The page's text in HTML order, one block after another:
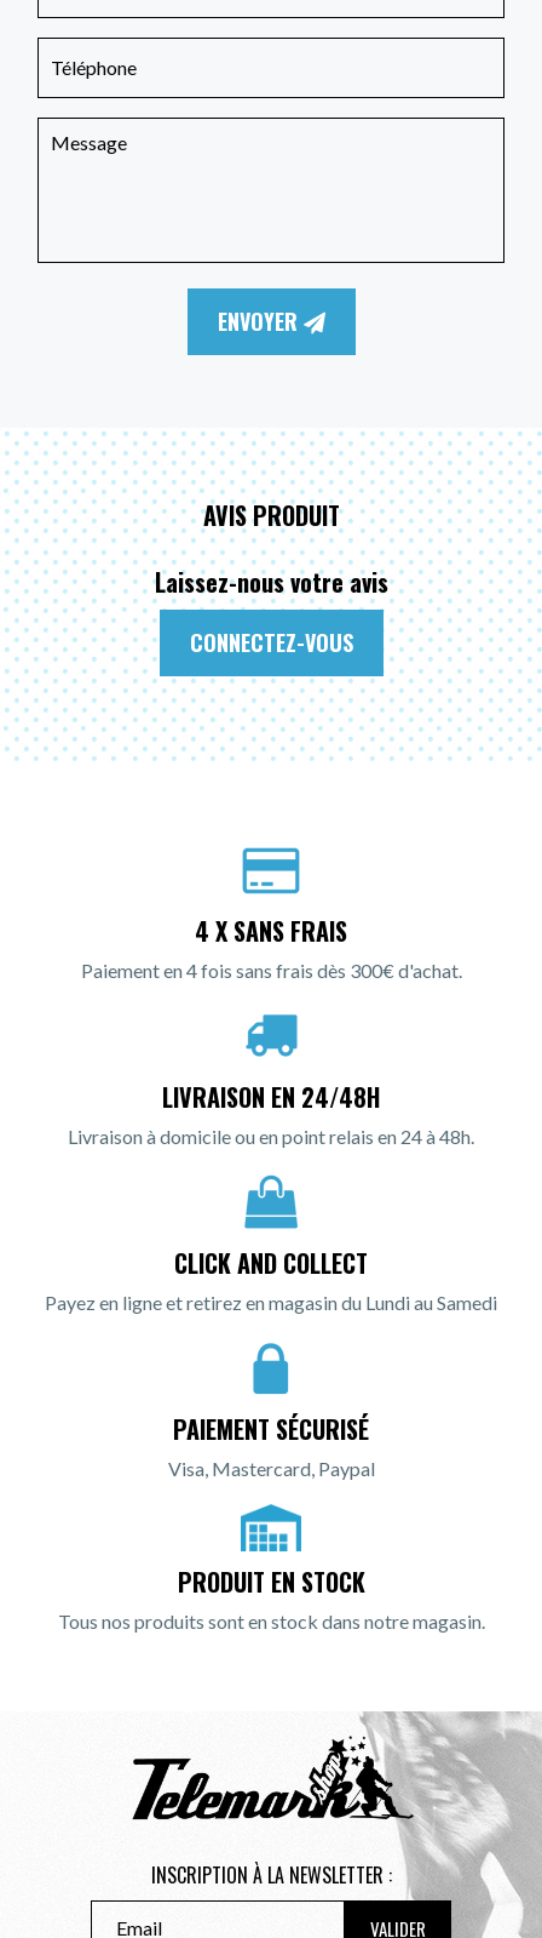
ENVOYER
AVIS PRODUIT
Laissez-nous votre avis
CONNECTEZ-VOUS
4 X SANS FRAIS
Paiement en 4 fois sans frais dès 300€ d'achat.
LIVRAISON EN 24/48H
Livraison à domicile ou en point relais en 24 à 48h.
CLICK AND COLLECT
Payez en ligne et retirez en magasin du Lundi au Samedi
PAIEMENT SÉCURISÉ
Visa, Mastercard, Paypal
PRODUIT EN STOCK
Tous nos produits sont en stock dans notre magasin.
INSCRIPTION À LA NEWSLETTER :